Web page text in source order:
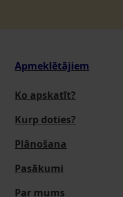
Apmeklētājiem
Ko apskatīt?
Kurp doties?
Plānošana
Pasākumi
Par mums